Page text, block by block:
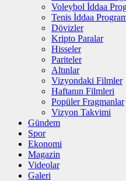
Voleybol İddaa
Tenis İddaa
Dövizler
Kripto Paralar
Hisseler
Pariteler
Altınlar
Vizyondaki Filmler
Haftanın Filmleri
Popüler Fragmanlar
Vizyon Takvimi
Gündem
Spor
Ekonomi
Magazin
Videolar
Galeri